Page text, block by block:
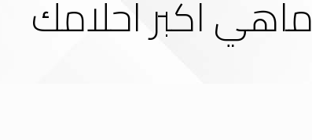
ماهي اكبر احلامك